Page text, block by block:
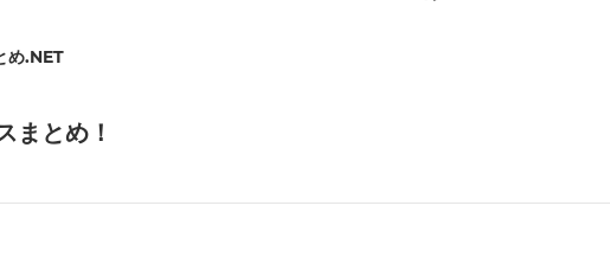
め.NET
まとめ！